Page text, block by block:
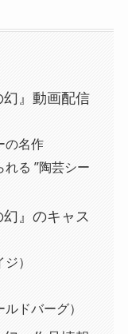
幻』動画配信
の名作
る ”陶芸シー
幻』のキャス
）
ドバーグ）